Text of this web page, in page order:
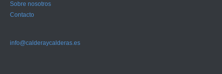
Sobre nosotros
Contacto
info@calderaycalderas.es